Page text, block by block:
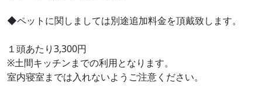
◆ペットに関しましては別途追加料金を頂戴致します。
１頭あたり3,300円
※土間キッチンまでの利用となります。
室内寝室までは入れないようご注意ください。